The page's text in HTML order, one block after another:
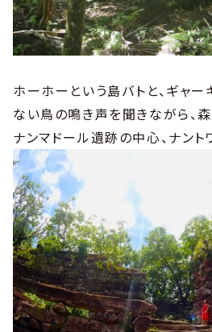
ホーホーという島バトと、ギャー
ない鳥の鳴き声を聞きながら、
ナンマドール遺跡の中心、ナント